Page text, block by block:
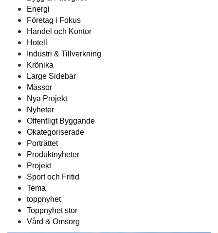
Energi
Företag i Fokus
Handel och Kontor
Hotell
Industri & Tillverkning
Krönika
Large Sidebar
Mässor
Nya Projekt
Nyheter
Offentligt Byggande
Okategoriserade
Porträttet
Produktnyheter
Projekt
Sport och Fritid
Tema
toppnyhet
Toppnyhet stor
Vård & Omsorg